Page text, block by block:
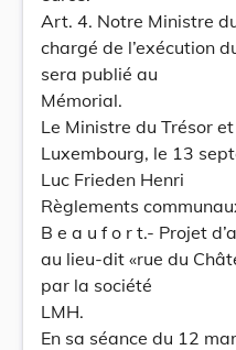
Art. 4. Notre Ministre
chargé de l’exécution
sera publié au
Mémorial.
Le Ministre du Trésor
Luxembourg, le 13
Luc Frieden Henri
Règlements
B e a u f o r t.- Projet
au lieu-dit «rue du
par la société
LMH.
En sa séance du 12